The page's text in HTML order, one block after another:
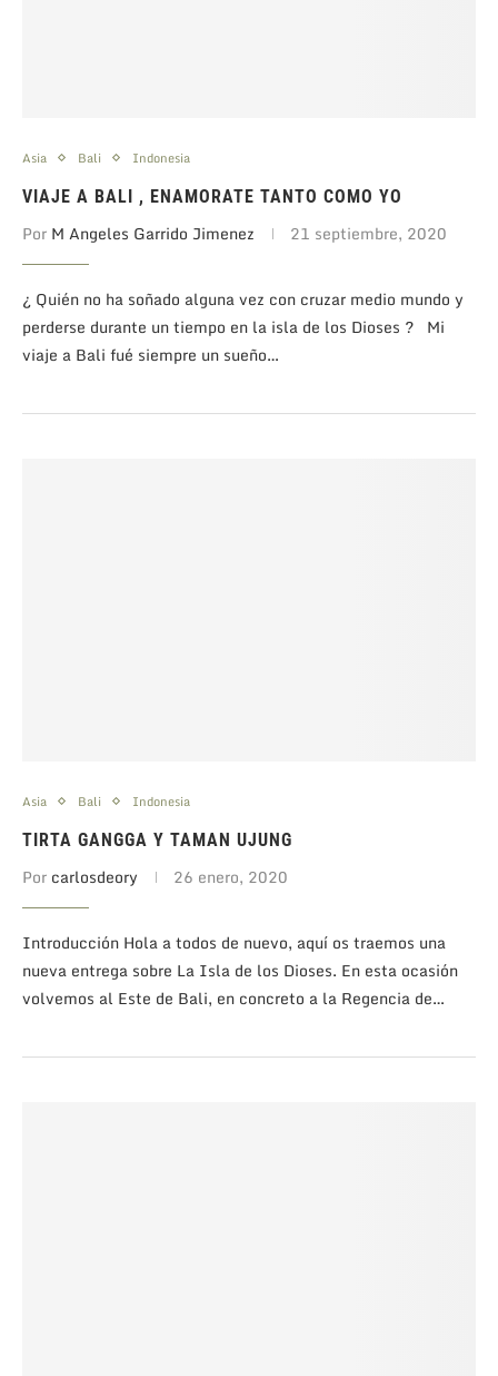
Asia Bali Indonesia
VIAJE A BALI , ENAMORATE TANTO COMO YO
Por M Angeles Garrido Jimenez 21 septiembre, 2020
¿ Quién no ha soñado alguna vez con cruzar medio mundo y
perderse durante un tiempo en la isla de los Dioses ? Mi
viaje a Bali fué siempre un sueño…
Asia Bali Indonesia
TIRTA GANGGA Y TAMAN UJUNG
Por carlosdeory 26 enero, 2020
Introducción Hola a todos de nuevo, aquí os traemos una
nueva entrega sobre La Isla de los Dioses. En esta ocasión
volvemos al Este de Bali, en concreto a la Regencia de…